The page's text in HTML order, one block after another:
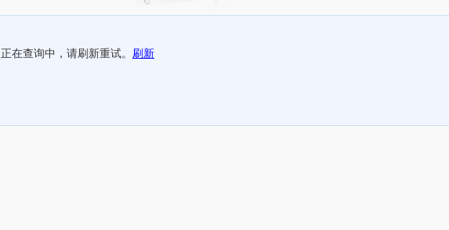
正在查询中，请刷新重试。 刷新